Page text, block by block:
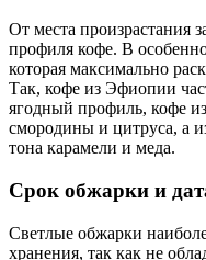
От места произрастания
профиля кофе. В
которая максимально
Так, кофе из Эфиопии
ягодный профиль, кофе
смородины и цитруса, а
тона карамели и меда.
Срок обжарки и
Светлые обжарки
хранения, так как не